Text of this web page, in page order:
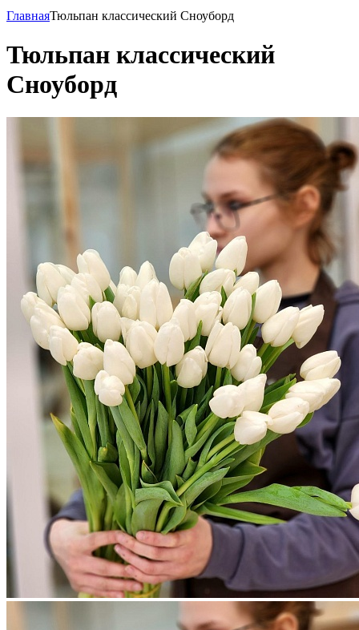
ГлавнаяТюльпан классический Сноуборд
Тюльпан классический
Сноуборд